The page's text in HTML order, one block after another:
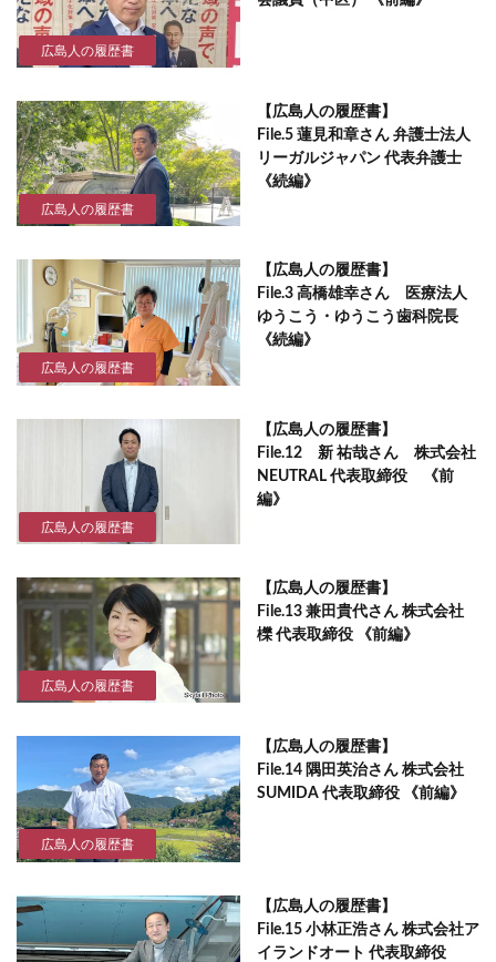
広島人の履歴書
広島人の履歴書
【広島人の履歴書】
File.5 蓮見和章さん 弁護士法人
リーガルジャパン 代表弁護士
《続編》
広島人の履歴書
【広島人の履歴書】
File.3 高橋雄幸さん 医療法人
ゆうこう・ゆうこう歯科院長
《続編》
広島人の履歴書
【広島人の履歴書】
File.12 新 祐哉さん 株式会社
NEUTRAL 代表取締役 《前
編》
広島人の履歴書
【広島人の履歴書】
File.13 兼田貴代さん 株式会社
櫟 代表取締役 《前編》
広島人の履歴書
【広島人の履歴書】
File.14 隅田英治さん 株式会社
SUMIDA 代表取締役 《前編》
【広島人の履歴書】
File.15 小林正浩さん 株式会社ア
イランドオート 代表取締役